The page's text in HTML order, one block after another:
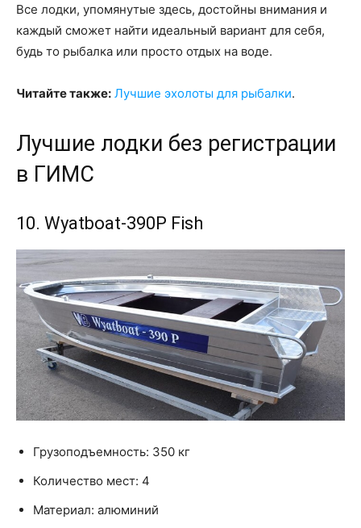
Все лодки, упомянутые здесь, достойны внимания и
каждый сможет найти идеальный вариант для себя,
будь то рыбалка или просто отдых на воде.
Читайте также: Лучшие эхолоты для рыбалки.
Лучшие лодки без регистрации
в ГИМС
10. Wyatboat-390Р Fish
Грузоподъемность: 350 кг
Количество мест: 4
Материал: алюминий